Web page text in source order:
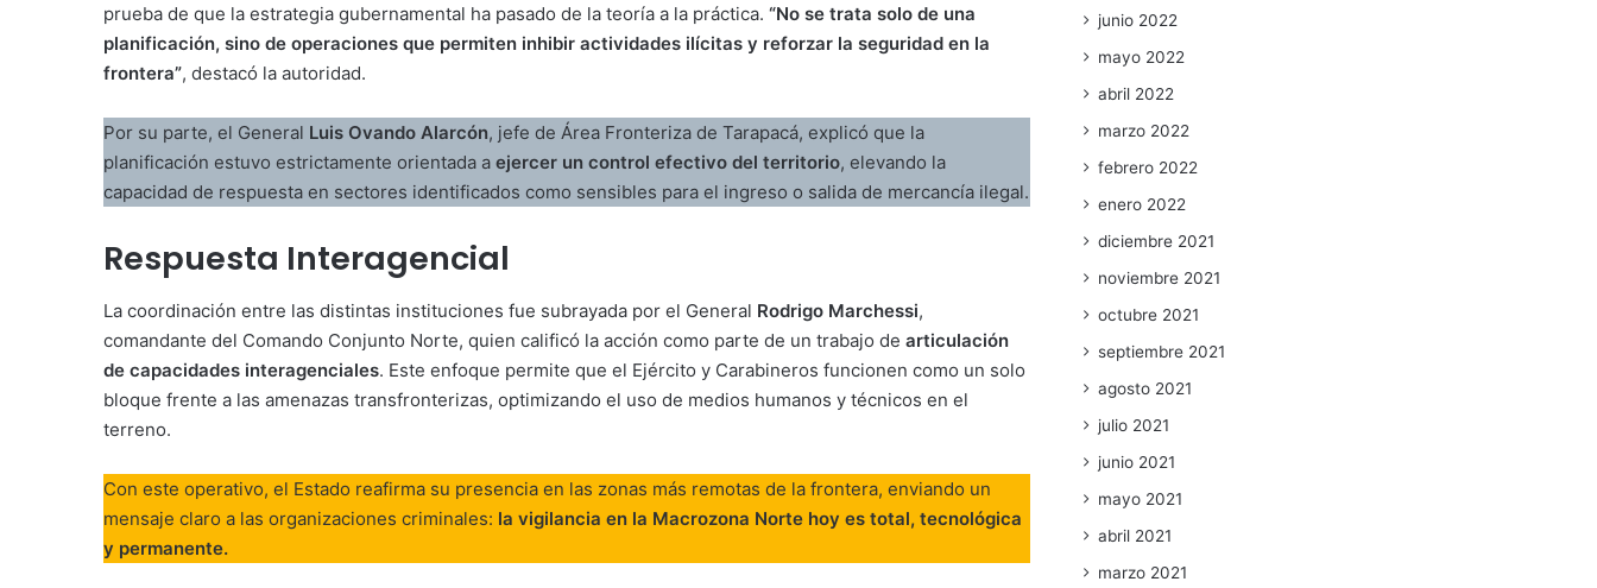
prueba de que la estrategia gubernamental ha pasado de la teoría a la práctica. “No se trata solo de una
planificación, sino de operaciones que permiten inhibir actividades ilícitas y reforzar la seguridad en la
frontera”, destacó la autoridad.
Por su parte, el General Luis Ovando Alarcón, jefe de Área Fronteriza de Tarapacá, explicó que la
planificación estuvo estrictamente orientada a ejercer un control efectivo del territorio, elevando la
capacidad de respuesta en sectores identificados como sensibles para el ingreso o salida de mercancía ilegal.
Respuesta Interagencial
La coordinación entre las distintas instituciones fue subrayada por el General Rodrigo Marchessi,
comandante del Comando Conjunto Norte, quien calificó la acción como parte de un trabajo de articulación
de capacidades interagenciales. Este enfoque permite que el Ejército y Carabineros funcionen como un solo
bloque frente a las amenazas transfronterizas, optimizando el uso de medios humanos y técnicos en el
terreno.
Con este operativo, el Estado reafirma su presencia en las zonas más remotas de la frontera, enviando un
mensaje claro a las organizaciones criminales: la vigilancia en la Macrozona Norte hoy es total, tecnológica
y permanente.
junio 2022
mayo 2022
abril 2022
marzo 2022
febrero 2022
enero 2022
diciembre 2021
noviembre 2021
octubre 2021
septiembre 2021
agosto 2021
julio 2021
junio 2021
mayo 2021
abril 2021
marzo 2021